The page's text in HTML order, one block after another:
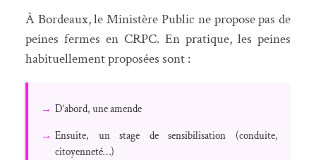
À Bordeaux, le Ministère Public ne propose pas de
peines fermes en CRPC. En pratique, les peines
habituellement proposées sont :
→ D’abord, une amende
→ Ensuite, un stage de sensibilisation (conduite,
citoyenneté…)